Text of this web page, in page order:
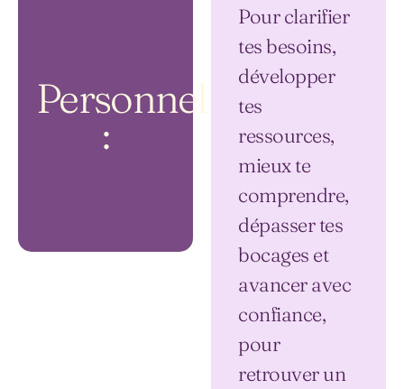
Personnel
:
Pour clarifier
tes besoins,
développer
tes
ressources,
mieux te
comprendre,
dépasser tes
bocages et
avancer avec
confiance,
pour
retrouver un